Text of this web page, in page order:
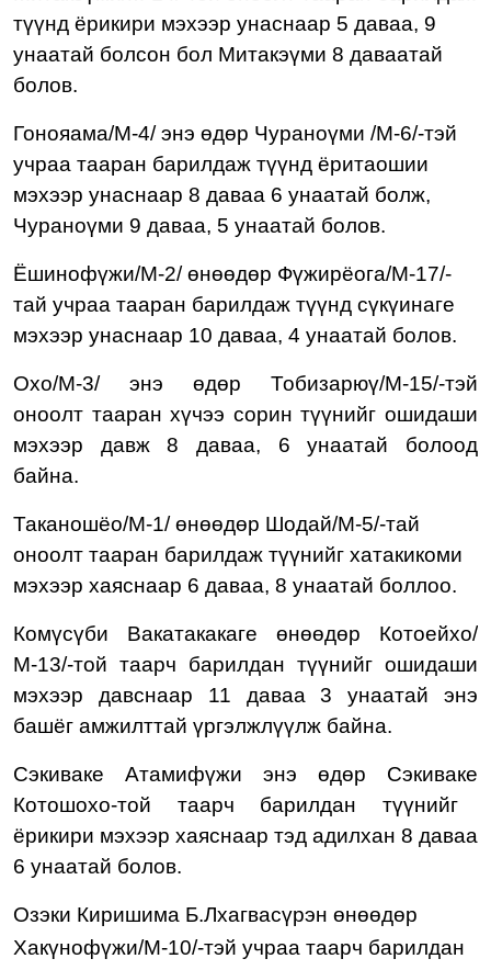
түүнд ёрикири мэхээр унаснаар 5 даваа, 9
унаатай болсон бол Митакэүми 8 даваатай
болов.
Гонояама/М-4/ энэ өдөр Чураноүми /М-6/-тэй
учраа тааран барилдаж түүнд ёритаошии
мэхээр унаснаар 8 даваа 6 унаатай болж,
Чураноүми 9 даваа, 5 унаатай болов.
Ёшинофүжи/М-2/ өнөөдөр Фүжирёога/М-17/-
тай учраа тааран барилдаж түүнд сүкүинаге
мэхээр унаснаар 10 даваа, 4 унаатай болов.
Охо/М-3/ энэ өдөр Тобизарюү/М-15/-тэй
оноолт тааран хүчээ сорин түүнийг ошидаши
мэхээр давж 8 даваа, 6 унаатай болоод
байна.
Таканошёо/М-1/ өнөөдөр Шодай/М-5/-тай
оноолт тааран барилдаж түүнийг хатакикоми
мэхээр хаяснаар 6 даваа, 8 унаатай боллоо.
Комүсүби Вакатакакаге өнөөдөр Котоейхо/
М-13/-той таарч барилдан түүнийг ошидаши
мэхээр давснаар 11 даваа 3 унаатай энэ
башёг амжилттай үргэлжлүүлж байна.
Сэкиваке Атамифүжи энэ өдөр Сэкиваке
Котошохо-той таарч барилдан түүнийг
ёрикири мэхээр хаяснаар тэд адилхан 8 даваа
6 унаатай болов.
Озэки Киришима Б.Лхагвасүрэн өнөөдөр
Хакүнофүжи/М-10/-тэй учраа таарч барилдан